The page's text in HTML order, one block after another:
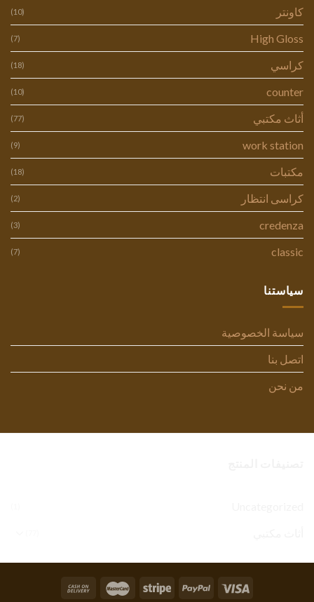
كاونتر (10)
High Gloss
(7)
كراسي (18)
counter
(10)
أثاث مكتبي (77)
work station
(9)
مكتبات (18)
كراسى انتظار (2)
credenza
(3)
classic
(7)
سياستنا
سياسة الخصوصية
اتصل بنا
من نحن